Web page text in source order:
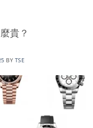
貴？
BY TSE